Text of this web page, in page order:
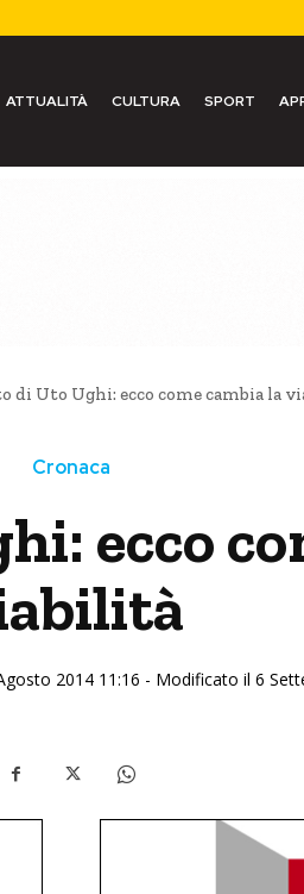
ATTUALITÀ CULTURA SPORT
di Uto Ughi: ecco come cambia la
Cronaca
ecco
2014 11:16 - Modificato il 6